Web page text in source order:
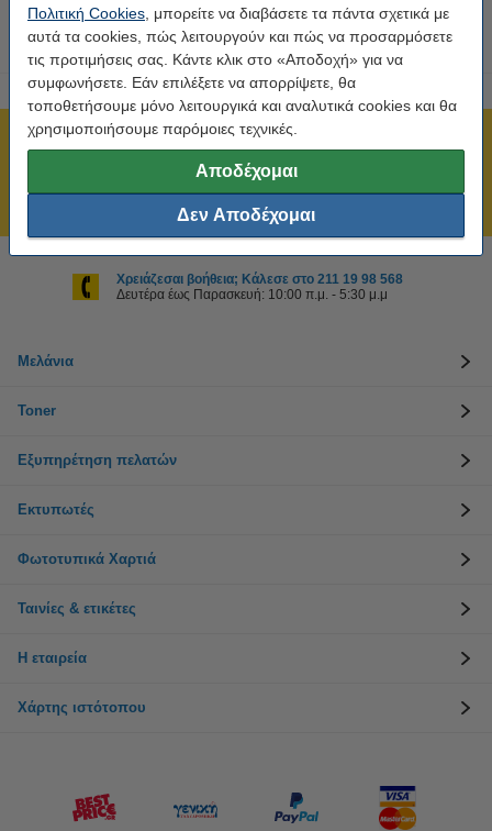
Πολιτική Cookies , μπορείτε να διαβάσετε τα πάντα σχετικά με
αυτά τα cookies, πώς λειτουργούν και πώς να προσαρμόσετε
τις προτιμήσεις σας. Κάντε κλικ στο «Αποδοχή» για να
συμφωνήσετε. Εάν επιλέξετε να απορρίψετε, θα
τοποθετήσουμε μόνο λειτουργικά και αναλυτικά cookies και θα
χρησιμοποιήσουμε παρόμοιες τεχνικές.
Αποδέχομαι
Δεν Αποδέχομαι
Πιστοποίηση ISO
Χρειάζεσαι βοήθεια; Κάλεσε στο 211 19 98 568
Δευτέρα έως Παρασκευή: 10:00 π.μ. - 5:30 μ.μ
Μελάνια
Toner
Εξυπηρέτηση πελατών
Εκτυπωτές
Φωτοτυπικά Χαρτιά
Ταινίες & ετικέτες
Η εταιρεία
Χάρτης ιστότοπου